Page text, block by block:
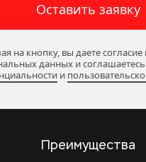
Оставить заявку
на кнопку, вы даете согласие
данных и
и
Преимущества